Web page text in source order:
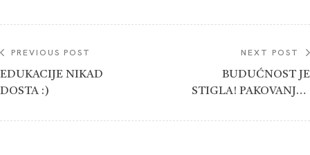
PREVIOUS POST
EDUKACIJE NIKAD
DOSTA :)
NEXT POST
BUDUĆNOST JE
STIGLA! PAKOVANJE I
PROIZVODA NA